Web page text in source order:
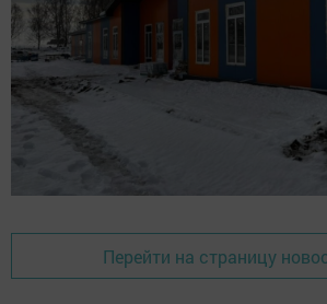
Перейти на страницу